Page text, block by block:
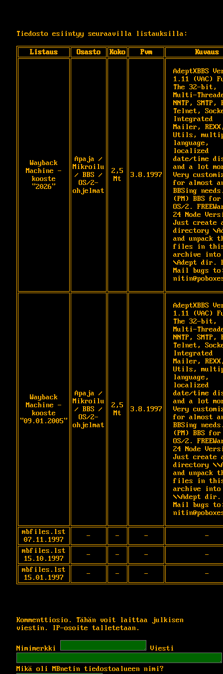
Tiedosto esiintyy seuraavilla listauksilla:
Listaus Osasto Koko Pvm Kuvaus
Wayback
Machine -
kooste
"2026"
Apaja /
Mikroilu
/ BBS /
OS/2-
ohjelmat
2,5
Mt
3.8.1997
AdeptXBBS
1.11 (VAC)
The 32-bit,
Multi-
NNTP, SMTP,
Telnet,
Integrated
Mailer,
Utils,
language,
localized
date/time
and a lot
Very
for almost
BBSing
(PM) BBS for
OS/2.
24 Node
Just create
directory
and unpack
files in
archive into
\Adept dir.
Mail bugs
Wayback
Machine -
kooste
"09.01.2005"
Apaja /
Mikroilu
/ BBS /
OS/2-
ohjelmat
2,5
Mt
3.8.1997
AdeptXBBS
1.11 (VAC)
The 32-bit,
Multi-
NNTP, SMTP,
Telnet,
Integrated
Mailer,
Utils,
language,
localized
date/time
and a lot
Very
for almost
BBSing
(PM) BBS for
OS/2.
24 Node
Just create
directory
and unpack
files in
archive into
\\Adept dir.
Mail bugs
mbfiles.lst
07.11.1997
- - -
-
mbfiles.lst
15.10.1997
- - -
-
mbfiles.lst
15.01.1997
- - - -
Kommenttiosio. Tähän voit laittaa julkisen
viestin. IP-osoite talletetaan.
Nimimerkki Viesti
Mikä oli MBnetin tiedostoalueen nimi?